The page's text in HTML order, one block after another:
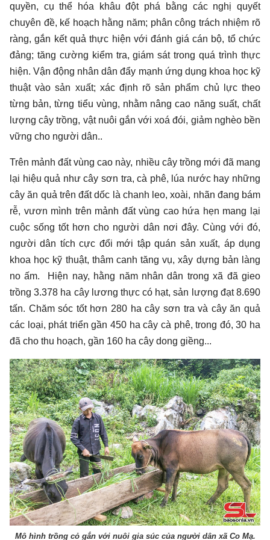
quyền, cụ thể hóa khâu đột phá bằng các nghị quyết
chuyên đề, kế hoạch hằng năm; phân công trách nhiệm rõ
ràng, gắn kết quả thực hiện với đánh giá cán bộ, tổ chức
đảng; tăng cường kiểm tra, giám sát trong quá trình thực
hiện. Vận động nhân dân đẩy mạnh ứng dụng khoa học kỹ
thuật vào sản xuất; xác định rõ sản phẩm chủ lực theo
từng bản, từng tiểu vùng, nhằm nâng cao năng suất, chất
lượng cây trồng, vật nuôi gắn với xoá đói, giảm nghèo bền
vững cho người dân..
Trên mảnh đất vùng cao này, nhiều cây trồng mới đã mang
lại hiệu quả như cây sơn tra, cà phê, lúa nước hay những
cây ăn quả trên đất dốc là chanh leo, xoài, nhãn đang bám
rễ, vươn mình trên mảnh đất vùng cao hứa hẹn mang lại
cuộc sống tốt hơn cho người dân nơi đây. Cùng với đó,
người dân tích cực đổi mới tập quán sản xuất, áp dụng
khoa học kỹ thuật, thâm canh tăng vụ, xây dựng bản làng
no ấm. Hiện nay, hằng năm nhân dân trong xã đã gieo
trồng 3.378 ha cây lương thực có hạt, sản lượng đạt 8.690
tấn. Chăm sóc tốt hơn 280 ha cây sơn tra và cây ăn quả
các loại, phát triển gần 450 ha cây cà phê, trong đó, 30 ha
đã cho thu hoạch, gần 160 ha cây dong giềng...
Mô hình trồng cỏ gắn với nuôi gia súc của người dân xã Co Mạ.